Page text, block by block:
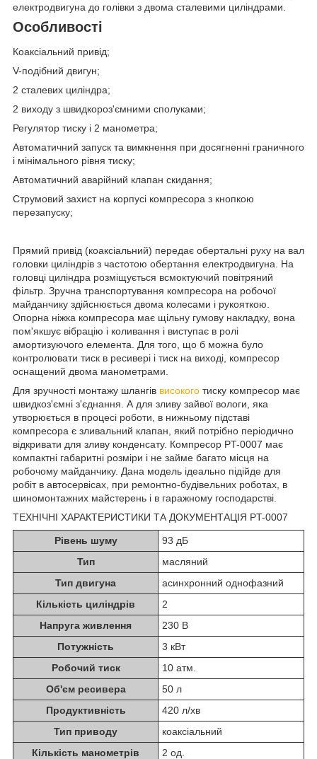
електродвигуна до голівки з двома сталевими циліндрами.
Особливості
Коаксіальний привід;
V-подібний двигун;
2 сталевих циліндра;
2 виходу з швидкороз'ємними сполуками;
Регулятор тиску і 2 манометра;
Автоматичний запуск та вимкнення при досягненні граничного
і мінімального рівня тиску;
Автоматичний аварійний клапан скидання;
Струмовий захист на корпусі компресора з кнопкою
перезапуску;
Прямий привід (коаксіальний) передає обертальні руху на вал
головки циліндрів з частотою обертання електродвигуна. На
головці циліндра розміщується всмоктуючий повітряний
фільтр. Зручна транспортування компресора на робочої
майданчику здійснюється двома колесами і рукояткою.
Опорна ніжка компресора має щільну гумову накладку, вона
пом'якшує вібрацію і коливання і виступає в ролі
амортизуючого елемента. Для того, що б можна було
контролювати тиск в ресивері і тиск на виході, компресор
оснащений двома манометрами.
Для зручності монтажу шлангів високого тиску компресор має
швидкоз'ємні з'єднання. А для зливу зайвої вологи, яка
утворюється в процесі роботи, в нижньому підставі
компресора є зливальний клапан, який потрібно періодично
відкривати для зливу конденсату. Компресор PT-0007 має
компактні габаритні розміри і не займе багато місця на
робочому майданчику. Дана модель ідеально підійде для
робіт в автосервісах, при ремонтно-будівельних роботах, в
шиномонтажних майстерень і в гаражному господарстві.
ТЕХНІЧНІ ХАРАКТЕРИСТИКИ ТА ДОКУМЕНТАЦІЯ PT-0007
Рівень шуму
93 дБ
Тип
масляний
Тип двигуна
асинхронний однофазний
Кількість циліндрів
2
Напруга живлення
230 В
Потужність
3 кВт
Робочий тиск
10 атм.
Об'єм ресивера
50 л
Продуктивність
420 л/хв
Тип приводу
коаксіальний
Кількість манометрів
2 од.